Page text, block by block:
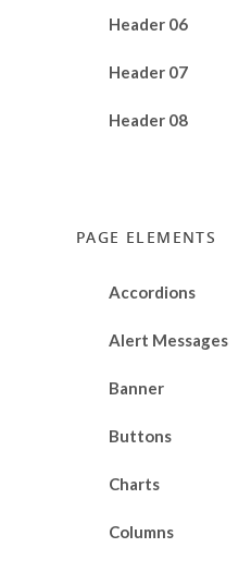
Header 06
Header 07
Header 08
PAGE ELEMENTS
Accordions
Alert Messages
Banner
Buttons
Charts
Columns